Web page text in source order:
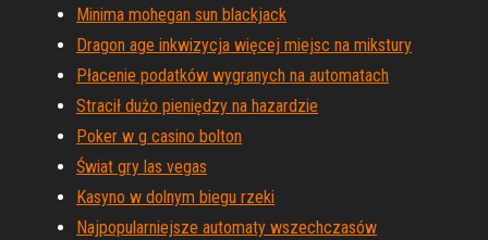
Minima mohegan sun blackjack
Dragon age inkwizycja więcej miejsc na mikstury
Płacenie podatków wygranych na automatach
Stracił dużo pieniędzy na hazardzie
Poker w g casino bolton
Świat gry las vegas
Kasyno w dolnym biegu rzeki
Najpopularniejsze automaty wszechczasów